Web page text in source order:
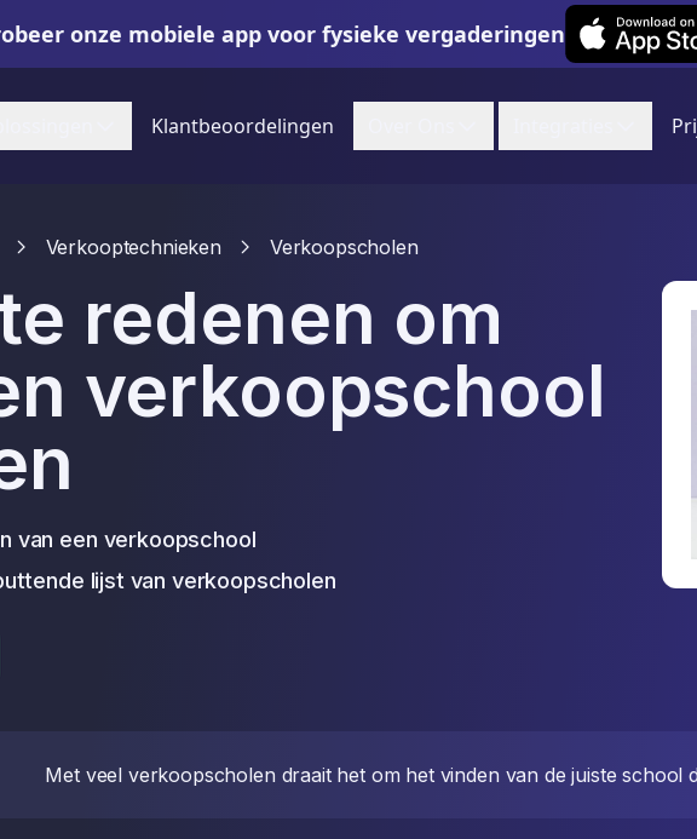
onze mobiele app voor fysieke vergaderingen
Leexi on iOS
Klantbeoordelingen
Verkooptechnieken Verkoopscholen
redenen om
verkoopschool
van een verkoopschool
lijst van verkoopscholen
Met veel verkoopscholen draait het om het vinden van de juiste school